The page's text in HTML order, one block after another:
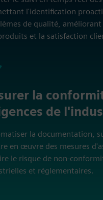
l'identification
de qualité,
et la satisfaction
la
de
la documentation,
en œuvre des mesures
le risque de non-
et réglementaires.